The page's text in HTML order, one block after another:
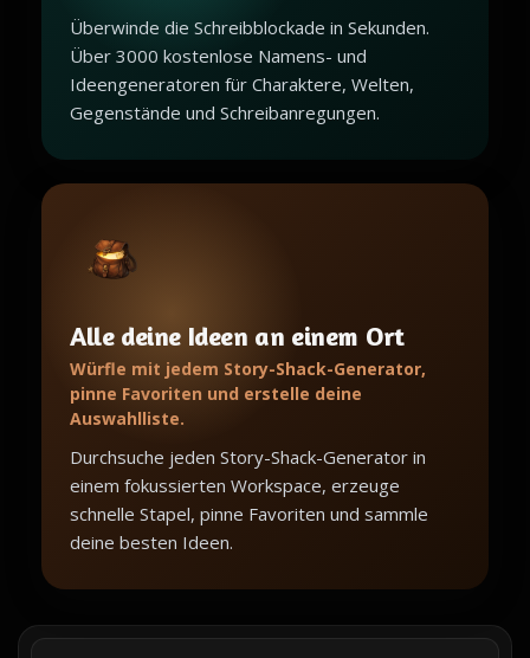
Überwinde die Schreibblockade in Sekunden.
Über 3000 kostenlose Namens- und
Ideengeneratoren für Charaktere, Welten,
Gegenstände und Schreibanregungen.
Alle deine Ideen an einem Ort
Würfle mit jedem Story-Shack-Generator,
pinne Favoriten und erstelle deine
Auswahlliste.
Durchsuche jeden Story-Shack-Generator in
einem fokussierten Workspace, erzeuge
schnelle Stapel, pinne Favoriten und sammle
deine besten Ideen.